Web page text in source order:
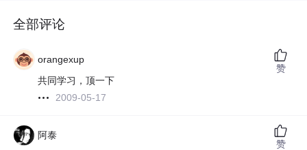
全部评论
orangexup
共同学习，顶一下
2009-05-17
赞
阿泰
赞